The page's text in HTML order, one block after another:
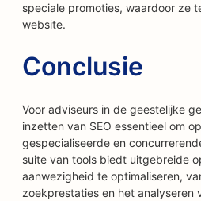
speciale promoties, waardoor ze
website.
Conclusie
Voor adviseurs in de geestelijke
inzetten van SEO essentieel om
gespecialiseerde en
suite van tools biedt uitgebreide
aanwezigheid te optimaliseren,
zoekprestaties en het analyseren